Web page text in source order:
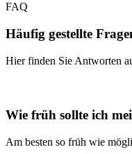
FAQ
Häufig gestellte
Hier finden Sie Antworten
Wie früh sollte ich
Am besten so früh wie